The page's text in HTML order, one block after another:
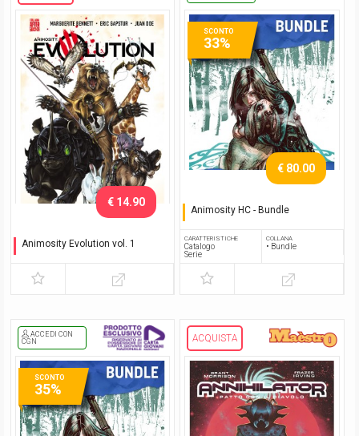
Animosity Evolution vol. 1
€ 14.90
Animosity HC - Bundle
€ 80.00
CARATTERISTICHE
Catalogo
Serie
COLLANA
• Bundle
SCONTO
33%
ACCEDI CON
CGN
SCONTO
35%
ACQUISTA